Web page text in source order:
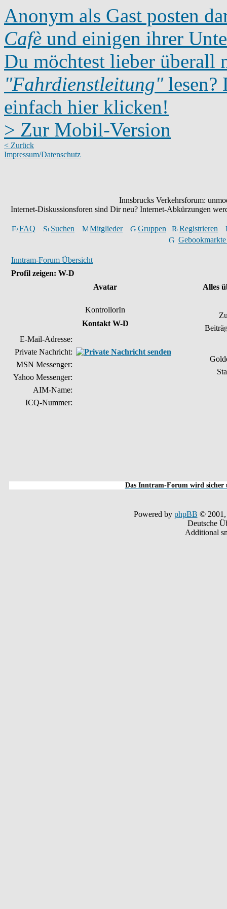
Anonym als Gast posten
Cafè und einigen ihrer
Du möchtest lieber überall
"Fahrdienstleitung"lesen?
einfach hier klicken!
> Zur Mobil-Version
< Zurück
Impressum/Datenschutz
Innsbrucks Verkehrsforum:
Internet-Diskussionsforen sind Dir neu? Internet-Abkürzungen
FAQ Suchen Mitglieder Gruppen
Registrieren
Inntram-Forum Übersicht
Profil zeigen: W-D
Avatar
Alles
KontrollorIn
Kontakt W-D
E-Mail-Adresse:
Private Nachricht:
MSN Messenger:
Yahoo Messenger:
AIM-Name:
ICQ-Nummer:
Das Inntram-Forum wird sicher
Powered by phpBB © 2001,
Deutsche
Additional